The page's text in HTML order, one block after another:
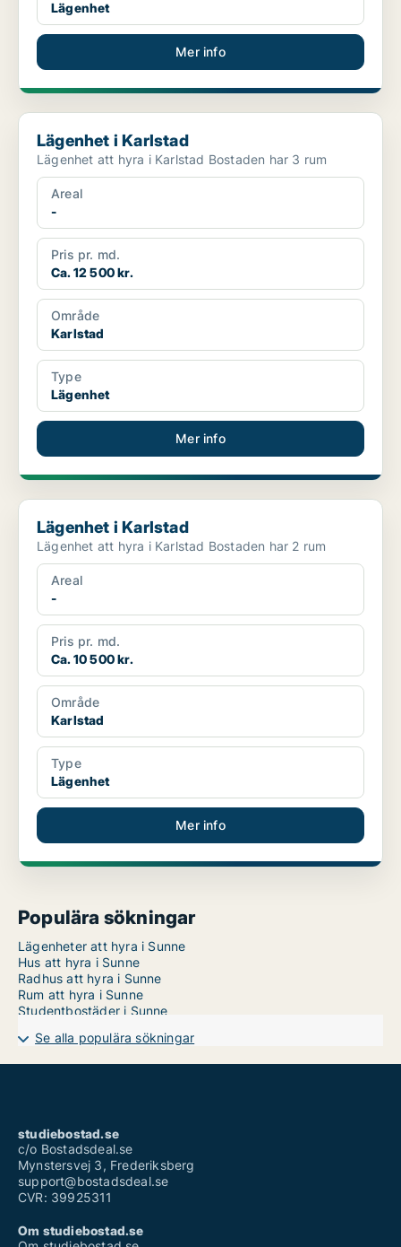
Lägenhet
Mer info
Lägenhet i Karlstad
Lägenhet i Karlstad
Lägenhet att hyra i Karlstad Bostaden har 3 rum
Areal
-
Pris pr. md.
Ca. 12 500 kr.
Område
Karlstad
Type
Lägenhet
Mer info
Lägenhet i Karlstad
Lägenhet i Karlstad
Lägenhet att hyra i Karlstad Bostaden har 2 rum
Areal
-
Pris pr. md.
Ca. 10 500 kr.
Område
Karlstad
Type
Lägenhet
Mer info
Populära sökningar
Lägenheter att hyra i Sunne
Hus att hyra i Sunne
Radhus att hyra i Sunne
Rum att hyra i Sunne
Studentbostäder i Sunne
Se alla populära sökningar
studiebostad.se
c/o Bostadsdeal.se
Mynstersvej 3, Frederiksberg
support@bostadsdeal.se
CVR: 39925311
Om studiebostad.se